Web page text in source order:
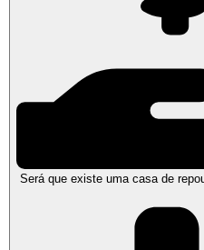
Será que existe uma casa de